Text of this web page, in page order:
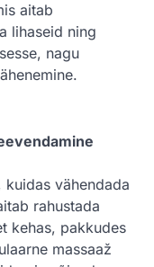
aitab
lihaseid ning
nagu
kuidas vähendada
rahustada
kehas, pakkudes
massaaž